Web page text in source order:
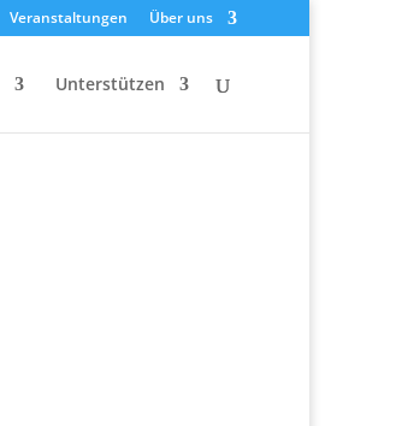
Veranstaltungen Über uns
Unterstützen